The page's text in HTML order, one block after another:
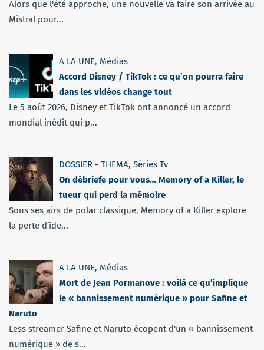
Alors que l'été approche, une nouvelle va faire son arrivée au
Mistral pour...
A LA UNE, Médias
Accord Disney / TikTok : ce qu’on pourra faire
dans les vidéos change tout
Le 5 août 2026, Disney et TikTok ont annoncé un accord
mondial inédit qui p...
DOSSIER - THEMA, Séries Tv
On débriefe pour vous… Memory of a Killer, le
tueur qui perd la mémoire
Sous ses airs de polar classique, Memory of a Killer explore
la perte d’ide...
A LA UNE, Médias
Mort de Jean Pormanove : voilà ce qu’implique
le « bannissement numérique » pour Safine et
Naruto
Less streamer Safine et Naruto écopent d'un « bannissement
numérique » de s...